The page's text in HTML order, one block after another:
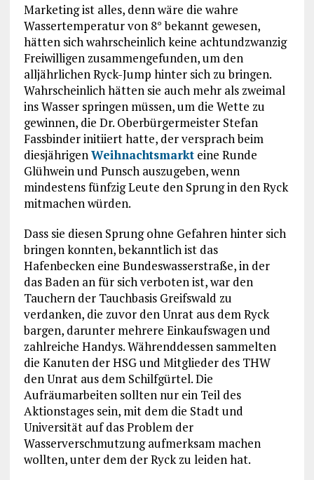
Marketing ist alles, denn wäre die wahre
Wassertemperatur von 8° bekannt gewesen,
hätten sich wahrscheinlich keine achtundzwanzig
Freiwilligen zusammengefunden, um den
alljährlichen Ryck-Jump hinter sich zu bringen.
Wahrscheinlich hätten sie auch mehr als zweimal
ins Wasser springen müssen, um die Wette zu
gewinnen, die Dr. Oberbürgermeister Stefan
Fassbinder initiiert hatte, der versprach beim
diesjährigen Weihnachtsmarkteine Runde
Glühwein und Punsch auszugeben, wenn
mindestens fünfzig Leute den Sprung in den Ryck
mitmachen würden.
Dass sie diesen Sprung ohne Gefahren hinter sich
bringen konnten, bekanntlich ist das
Hafenbecken eine Bundeswasserstraße, in der
das Baden an für sich verboten ist, war den
Tauchern der Tauchbasis Greifswald zu
verdanken, die zuvor den Unrat aus dem Ryck
bargen, darunter mehrere Einkaufswagen und
zahlreiche Handys. Währenddessen sammelten
die Kanuten der HSG und Mitglieder des THW
den Unrat aus dem Schilfgürtel. Die
Aufräumarbeiten sollten nur ein Teil des
Aktionstages sein, mit dem die Stadt und
Universität auf das Problem der
Wasserverschmutzung aufmerksam machen
wollten, unter dem der Ryck zu leiden hat.